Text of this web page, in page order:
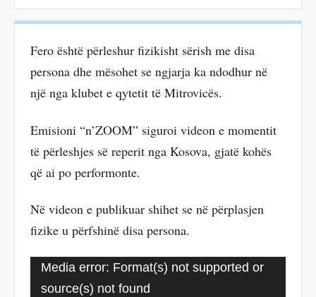
Fero është përleshur fizikisht sërish me disa
persona dhe mësohet se ngjarja ka ndodhur në
një nga klubet e qytetit të Mitrovicës.
Emisioni “n’ZOOM” siguroi videon e momentit
të përleshjes së reperit nga Kosova, gjatë kohës
që ai po performonte.
Në videon e publikuar shihet se në përplasjen
fizike u përfshinë disa persona.
Video
Player
Media error: Format(s) not supported or
source(s) not found